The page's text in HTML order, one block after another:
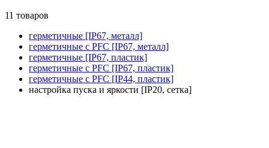
11 товаров
герметичные [IP67, металл]
герметичные с PFC [IP67, металл]
герметичные [IP67, пластик]
герметичные с PFC [IP67, пластик]
герметичные с PFC [IP44, пластик]
настройка пуска и яркости [IP20, сетка]